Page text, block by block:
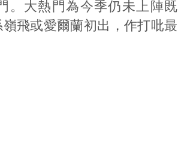
。大熱門為今季仍未上陣既
飛或愛爾蘭初出，作打吡最